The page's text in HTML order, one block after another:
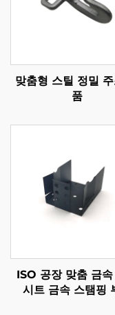
맞춤형 스틸 정밀
품
ISO 공장 맞춤 금
시트 금속 스탬핑